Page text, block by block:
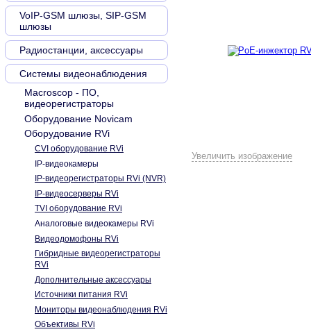
Увеличить изображение
VoIP-GSM шлюзы, SIP-GSM
шлюзы
Радиостанции, аксессуары
Системы видеонаблюдения
Macroscop - ПО,
видеорегистраторы
Оборудование Novicam
Оборудование RVi
CVI оборудование RVi
IP-видеокамеры
IP-видеорегистраторы RVi (NVR)
IP-видеосерверы RVi
TVI оборудование RVi
Аналоговые видеокамеры RVi
Видеодомофоны RVi
Гибридные видеорегистраторы
RVi
Дополнительные аксессуары
Источники питания RVi
Мониторы видеонаблюдения RVi
Объективы RVi